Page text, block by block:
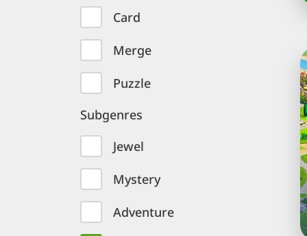
Card
Merge
Puzzle
Subgenres
Jewel
Mystery
Adventure
e
a